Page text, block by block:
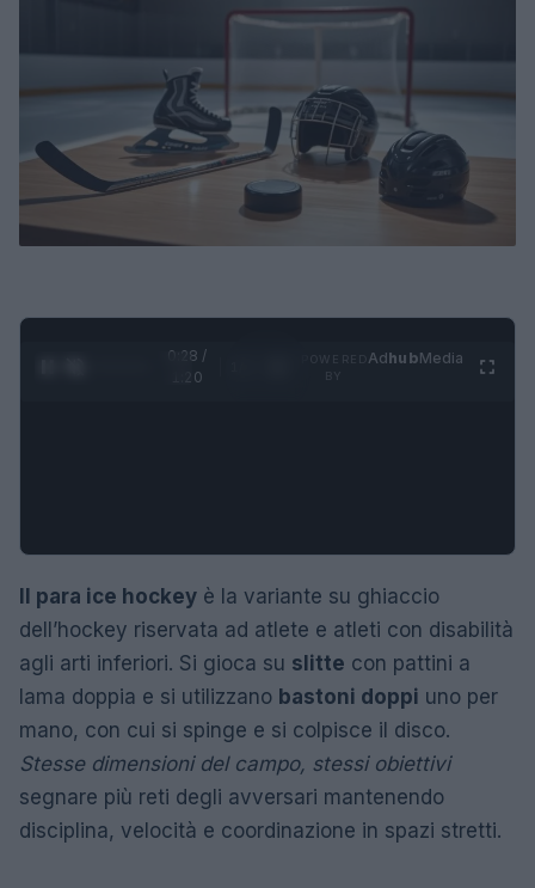
0:29 /
1:20
AdhubMedia
Il para ice hockey è la variante su ghiaccio
dell’hockey riservata ad atlete e atleti con disabilità
agli arti inferiori. Si gioca su slitte con pattini a
lama doppia e si utilizzano bastoni doppi uno per
mano, con cui si spinge e si colpisce il disco.
Stesse dimensioni del campo, stessi obiettivi
segnare più reti degli avversari mantenendo
disciplina, velocità e coordinazione in spazi stretti.